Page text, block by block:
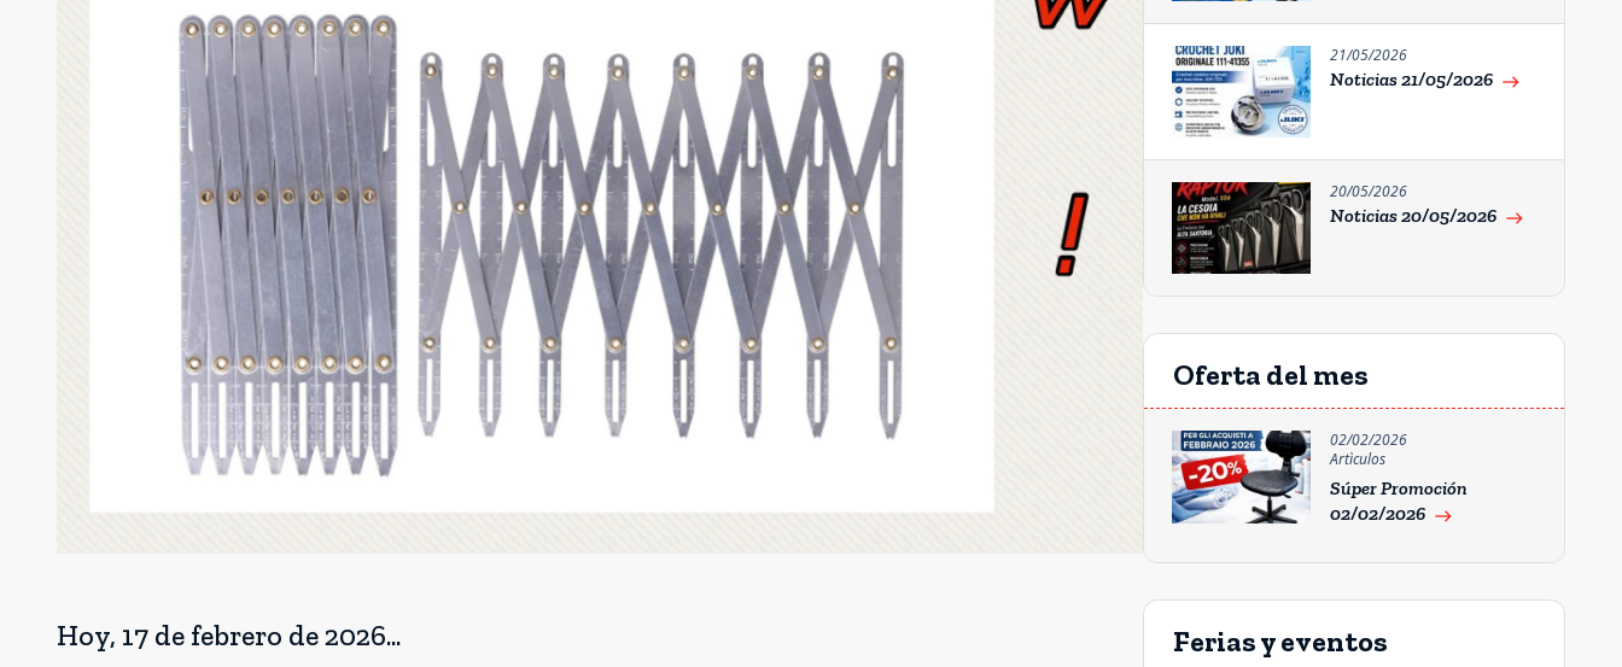
Hoy, 17 de febrero de 2026...
21/05/2026
Noticias 21/05/2026 east
20/05/2026
Noticias 20/05/2026 east
Oferta del mes
02/02/2026
Artìculos
Súper Promoción
02/02/2026 east
Ferias y eventos